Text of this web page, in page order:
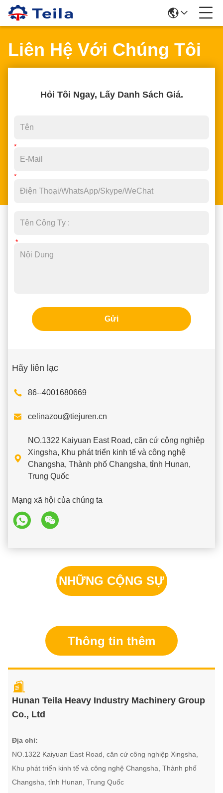
Liên Hệ Với Chúng Tôi
Hỏi Tôi Ngay, Lấy Danh Sách Giá.
Gửi
Hãy liên lạc
86--4001680669
 celinazou@tiejuren.cn

NO.1322 Kaiyuan East Road, căn cứ công nghiệp
Xingsha, Khu phát triển kinh tế và công nghệ
Changsha, Thành phố Changsha, tỉnh Hunan,
Trung Quốc
Mạng xã hội của chúng ta
NHỮNG CỘNG SỰ
Thông tin thêm
Hunan Teila Heavy Industry Machinery Group
Co., Ltd
Địa chỉ:
NO.1322 Kaiyuan East Road, căn cứ công nghiệp Xingsha,
Khu phát triển kinh tế và công nghệ Changsha, Thành phố
Changsha, tỉnh Hunan, Trung Quốc